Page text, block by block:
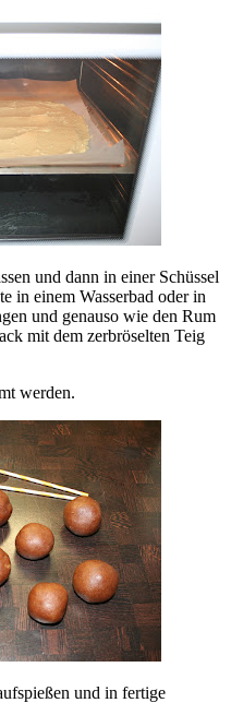
und dann in einer Schüssel
in einem Wasserbad oder in
und genauso wie den Rum
mit dem zerbröselten Teig
werden.
und in fertige